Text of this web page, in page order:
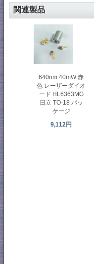
関連製品
640nm 40mW 赤
色 レーザーダイオ
ード HL6363MG
日立 TO-18 パッ
ケージ
9,112円